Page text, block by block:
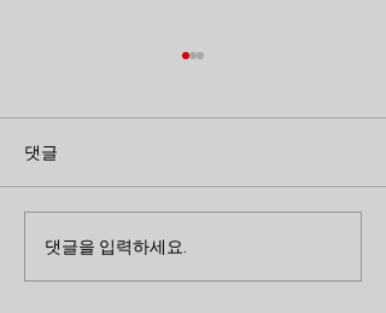
혹한 결말: 레제가 남긴 지
석합니다. 덴지에게 '인간답게'
사는 법을 가르친 레제의 달콤
댓글
댓글을 입력하세요.